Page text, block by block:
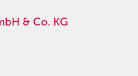
& Co. KG